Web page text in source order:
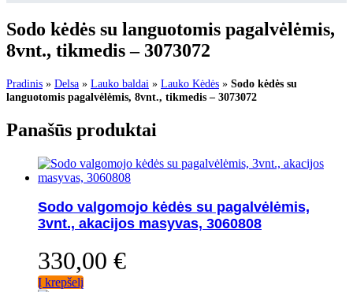
Sodo kėdės su languotomis pagalvėlėmis,
8vnt., tikmedis – 3073072
Pradinis » Delsa » Lauko baldai » Lauko Kėdės » Sodo kėdės su
languotomis pagalvėlėmis, 8vnt., tikmedis – 3073072
Panašūs produktai
Sodo valgomojo kėdės su pagalvėlėmis,
3vnt., akacijos masyvas, 3060808
330,00 €
Į krepšelį